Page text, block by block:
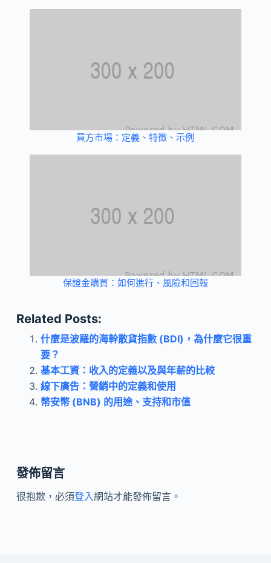
買方市場：定義、特徵、示例
保證金購買：如何進行、風險和回報
Related Posts:
什麼是波羅的海幹散貨指數 (BDI)，為什麼它很重
要？
基本工資：收入的定義以及與年薪的比較
線下廣告：營銷中的定義和使用
幣安幣 (BNB) 的用途、支持和市值
發佈留言
很抱歉，必須登入網站才能發佈留言。